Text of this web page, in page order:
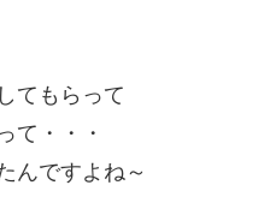
てもらって
て・・・
んですよね～